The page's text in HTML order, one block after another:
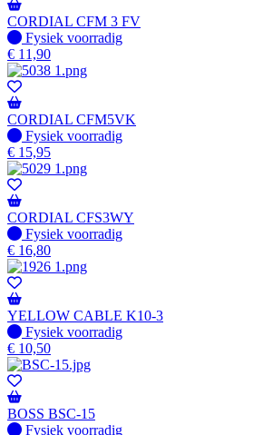
CORDIAL CFM 3 FV
Fysiek voorradig
Fysiek voorradig
€ 11,90
CORDIAL CFM5VK
Fysiek voorradig
Fysiek voorradig
€ 15,95
CORDIAL CFS3WY
Fysiek voorradig
Fysiek voorradig
€ 16,80
YELLOW CABLE K10-3
Fysiek voorradig
Fysiek voorradig
€ 10,50
BOSS BSC-15
Fysiek voorradig
Fysiek voorradig